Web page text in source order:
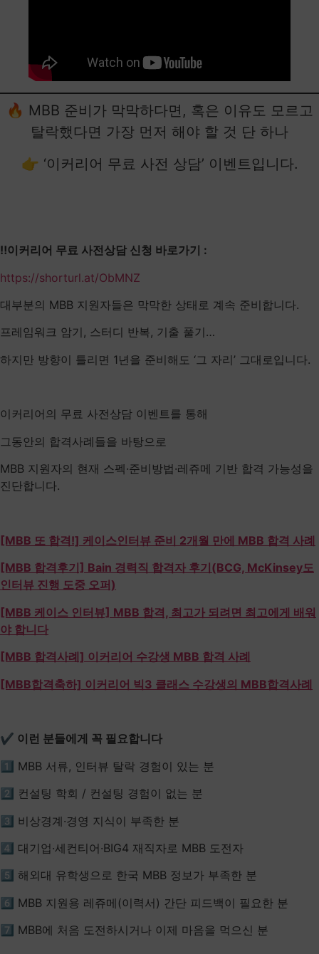
🔥 MBB 준비가 막막하다면, 혹은 이유도 모르고
탈락했다면 가장 먼저 해야 할 것 단 하나
👉 ‘이커리어 무료 사전 상담’ 이벤트입니다.
‼️이커리어 무료 사전상담 신청 바로가기 :
https://shorturl.at/ObMNZ
​대부분의 MBB 지원자들은 막막한 상태로 계속 준비합니다.
프레임워크 암기, 스터디 반복, 기출 풀기…
하지만 방향이 틀리면 1년을 준비해도 ‘그 자리’ 그대로입니다.
이커리어의 무료 사전상담 이벤트를 통해
그동안의 합격사례들을 바탕으로
MBB 지원자의 현재 스펙·준비방법·레쥬메 기반 합격 가능성을
진단합니다.
[MBB 또 합격!] 케이스인터뷰 준비 2개월 만에 MBB 합격 사례
[MBB 합격후기] Bain 경력직 합격자 후기(BCG, McKinsey도
인터뷰 진행 도중 오퍼)
[MBB 케이스 인터뷰] MBB 합격, 최고가 되려면 최고에게 배워
야 합니다
[MBB 합격사례] 이커리어 수강생 MBB 합격 사례
[MBB합격축하] 이커리어 빅3 클래스 수강생의 MBB합격사례
✔ 이런 분들에게 꼭 필요합니다
1️⃣ MBB 서류, 인터뷰 탈락 경험이 있는 분
2️⃣ 컨설팅 학회 / 컨설팅 경험이 없는 분
3️⃣ 비상경계·경영 지식이 부족한 분
4️⃣ 대기업·세컨티어·BIG4 재직자로 MBB 도전자
5️⃣ 해외대 유학생으로 한국 MBB 정보가 부족한 분
6️⃣ MBB 지원용 레쥬메(이력서) 간단 피드백이 필요한 분
7️⃣ MBB에 처음 도전하시거나 이제 마음을 먹으신 분